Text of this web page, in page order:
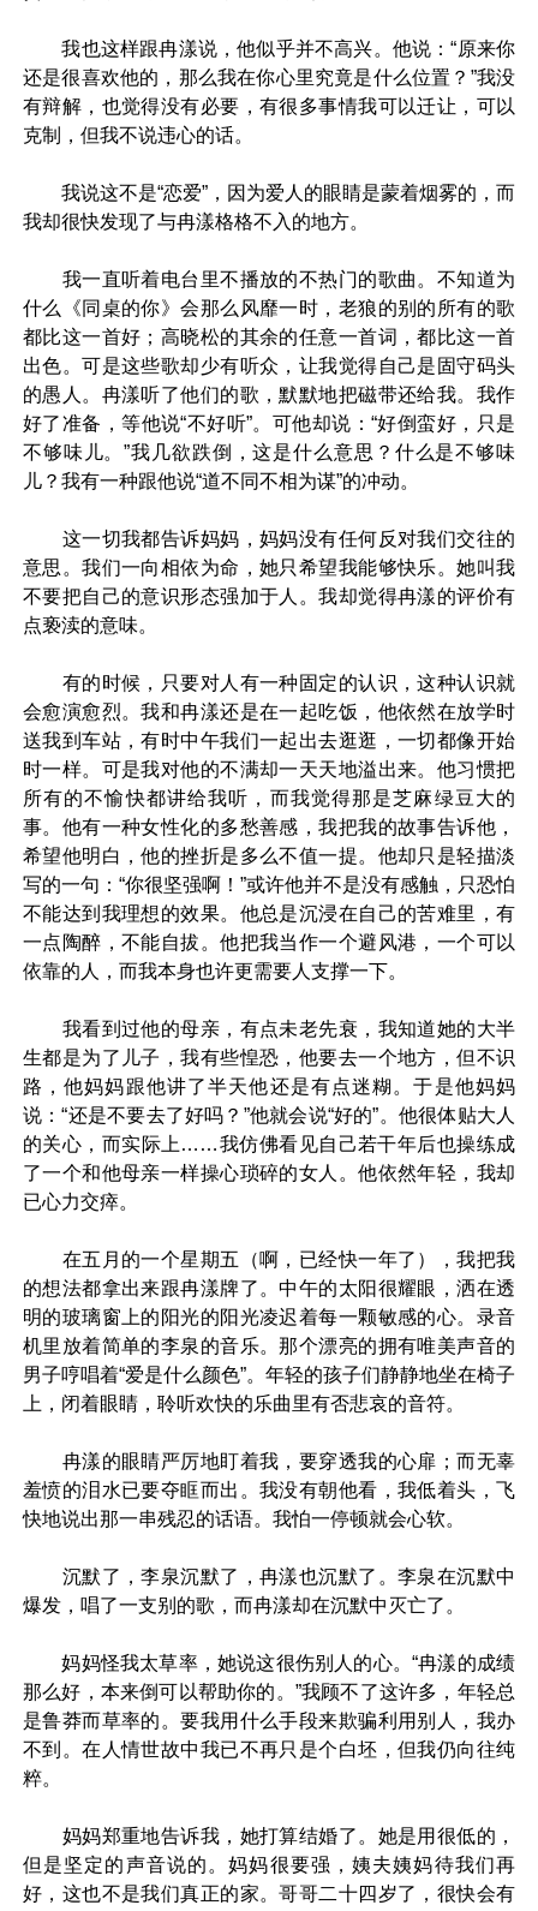
我也这样跟冉漾说，他似乎并不高兴。他说：“原来你
还是很喜欢他的，那么我在你心里究竟是什么位置？”我没
有辩解，也觉得没有必要，有很多事情我可以迁让，可以
克制，但我不说违心的话。
我说这不是“恋爱”，因为爱人的眼睛是蒙着烟雾的，而
我却很快发现了与冉漾格格不入的地方。
我一直听着电台里不播放的不热门的歌曲。不知道为
什么《同桌的你》会那么风靡一时，老狼的别的所有的歌
都比这一首好；高晓松的其余的任意一首词，都比这一首
出色。可是这些歌却少有听众，让我觉得自己是固守码头
的愚人。冉漾听了他们的歌，默默地把磁带还给我。我作
好了准备，等他说“不好听”。可他却说：“好倒蛮好，只是
不够味儿。”我几欲跌倒，这是什么意思？什么是不够味
儿？我有一种跟他说“道不同不相为谋”的冲动。
这一切我都告诉妈妈，妈妈没有任何反对我们交往的
意思。我们一向相依为命，她只希望我能够快乐。她叫我
不要把自己的意识形态强加于人。我却觉得冉漾的评价有
点亵渎的意味。
有的时候，只要对人有一种固定的认识，这种认识就
会愈演愈烈。我和冉漾还是在一起吃饭，他依然在放学时
送我到车站，有时中午我们一起出去逛逛，一切都像开始
时一样。可是我对他的不满却一天天地溢出来。他习惯把
所有的不愉快都讲给我听，而我觉得那是芝麻绿豆大的
事。他有一种女性化的多愁善感，我把我的故事告诉他，
希望他明白，他的挫折是多么不值一提。他却只是轻描淡
写的一句：“你很坚强啊！”或许他并不是没有感触，只恐怕
不能达到我理想的效果。他总是沉浸在自己的苦难里，有
一点陶醉，不能自拔。他把我当作一个避风港，一个可以
依靠的人，而我本身也许更需要人支撑一下。
我看到过他的母亲，有点未老先衰，我知道她的大半
生都是为了儿子，我有些惶恐，他要去一个地方，但不识
路，他妈妈跟他讲了半天他还是有点迷糊。于是他妈妈
说：“还是不要去了好吗？”他就会说“好的”。他很体贴大人
的关心，而实际上……我仿佛看见自己若干年后也操练成
了一个和他母亲一样操心琐碎的女人。他依然年轻，我却
已心力交瘁。
在五月的一个星期五（啊，已经快一年了），我把我
的想法都拿出来跟冉漾牌了。中午的太阳很耀眼，洒在透
明的玻璃窗上的阳光的阳光凌迟着每一颗敏感的心。录音
机里放着简单的李泉的音乐。那个漂亮的拥有唯美声音的
男子哼唱着“爱是什么颜色”。年轻的孩子们静静地坐在椅子
上，闭着眼睛，聆听欢快的乐曲里有否悲哀的音符。
冉漾的眼睛严厉地盯着我，要穿透我的心扉；而无辜
羞愤的泪水已要夺眶而出。我没有朝他看，我低着头，飞
快地说出那一串残忍的话语。我怕一停顿就会心软。
沉默了，李泉沉默了，冉漾也沉默了。李泉在沉默中
爆发，唱了一支别的歌，而冉漾却在沉默中灭亡了。
妈妈怪我太草率，她说这很伤别人的心。“冉漾的成绩
那么好，本来倒可以帮助你的。”我顾不了这许多，年轻总
是鲁莽而草率的。要我用什么手段来欺骗利用别人，我办
不到。在人情世故中我已不再只是个白坯，但我仍向往纯
粹。
妈妈郑重地告诉我，她打算结婚了。她是用很低的，
但是坚定的声音说的。妈妈很要强，姨夫姨妈待我们再
好，这也不是我们真正的家。哥哥二十四岁了，很快会有